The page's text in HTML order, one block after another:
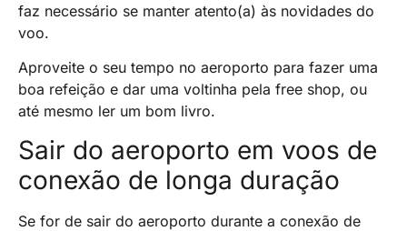
faz necessário se manter atento(a) às novidades do
voo.
Aproveite o seu tempo no aeroporto para fazer uma
boa refeição e dar uma voltinha pela free shop, ou
até mesmo ler um bom livro.
Sair do aeroporto em voos de
conexão de longa duração
Se for de sair do aeroporto durante a conexão de